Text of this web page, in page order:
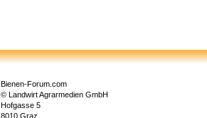
Bienen-Forum.com
© Landwirt Agrarmedien GmbH
Hofgasse 5
8010 Graz